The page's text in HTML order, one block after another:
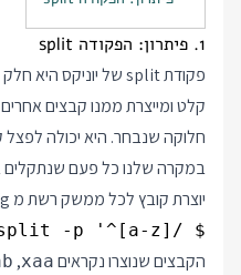
1. פיתרון: הפקודה split
קלט ומייצרת ממנו קבצים
במקרה שלנו כל פעם
יוצרת קובץ לכל ממשק רשת מ ifconfig:
$ /sbin/ifconfig|split -p '^[a-z]'
הקבצים שנוצרו נקראים xaa
,